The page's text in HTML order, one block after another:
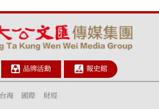
品牌活動 報史館
台海 國際 財經